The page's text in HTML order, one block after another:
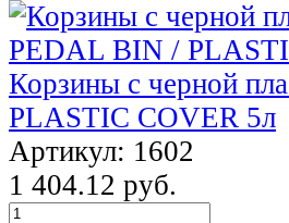
Корзины с черной
PLASTIC COVER 5л
Артикул: 1602
1 404.12 руб.